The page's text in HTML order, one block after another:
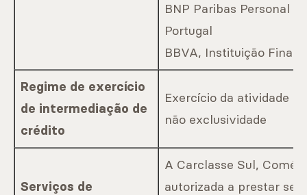
BNP Paribas Personal
Portugal
BBVA, Instituição
Regime de exercício
de intermediação de
crédito
Exercício da atividade
não exclusividade
Serviços de
A Carclasse Sul,
autorizada a prestar